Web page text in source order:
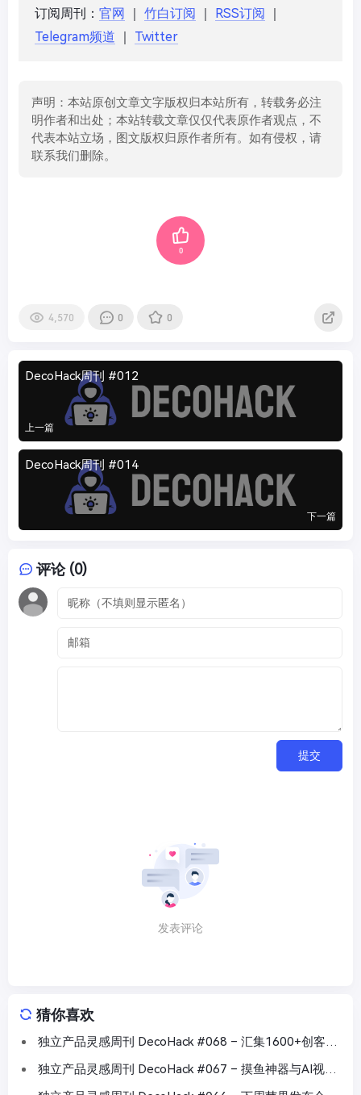
订阅周刊 ： 官网 ｜ 竹白订阅 ｜ RSS订阅 ｜
Telegram频道 ｜ Twitter
声明：本站原创文章文字版权归本站所有，转载务必注
明作者和出处；本站转载文章仅仅代表原作者观点，不
代表本站立场，图文版权归原作者所有。如有侵权，请
联系我们删除。
0
4,570 0 0
DecoHack周刊 #012
上一篇
DecoHack周刊 #014
下一篇
评论 (0)
提交
发表评论
猜你喜欢
独立产品灵感周刊 DecoHack #068 – 汇集1600+创客工
具
独立产品灵感周刊 DecoHack #067 – 摸鱼神器与AI视频
创作工具